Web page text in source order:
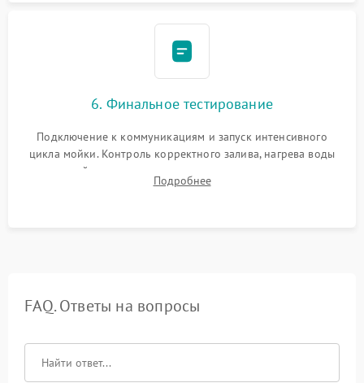
6. Финальное тестирование
Подключение к коммуникациям и запуск интенсивного
цикла мойки. Контроль корректного залива, нагрева воды
до нужной температуры, отсутствия посторонних шумов,
штатного слива и абсолютной сухости в поддоне.
Подробнее
FAQ. Ответы на вопросы